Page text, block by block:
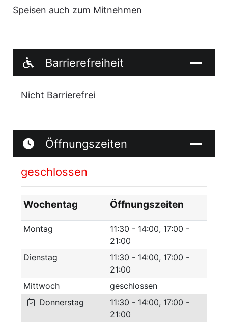
Speisen auch zum Mitnehmen
Barrierefreiheit
Nicht Barrierefrei
Öffnungszeiten
geschlossen
Wochentag Öffnungszeiten
Montag
11:30 - 14:00, 17:00 -
21:00
Dienstag
11:30 - 14:00, 17:00 -
21:00
Mittwoch
geschlossen
Donnerstag
11:30 - 14:00, 17:00 -
21:00